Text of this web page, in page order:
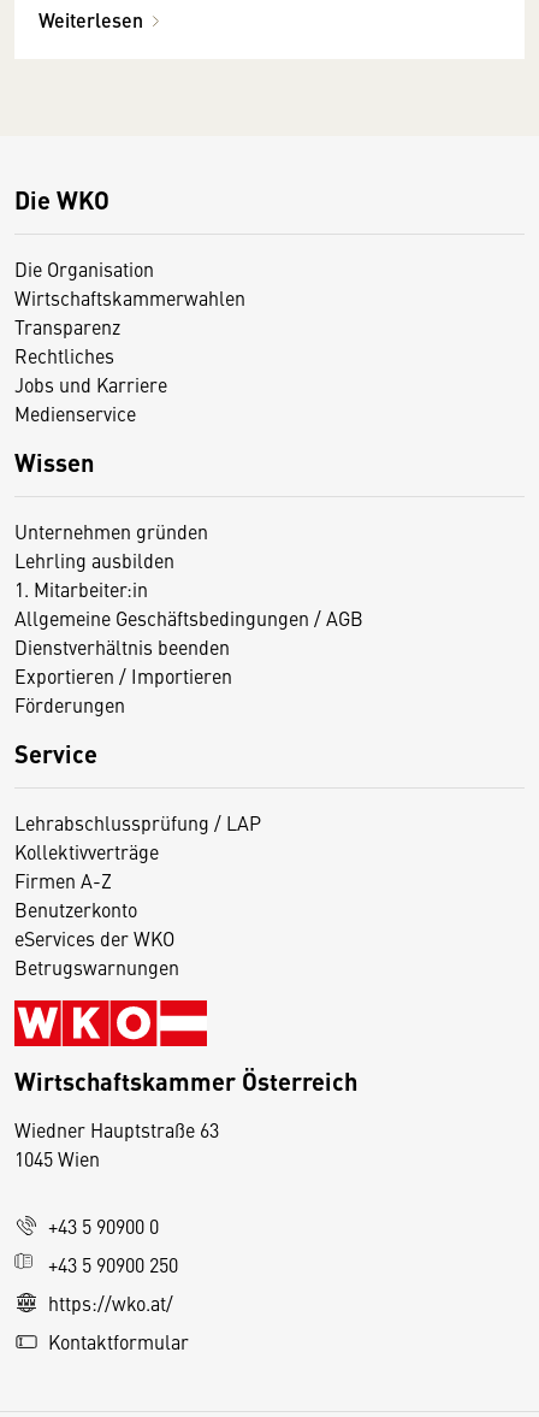
Weiterlesen
Die WKO
Die Organisation
Wirtschaftskammerwahlen
Transparenz
Rechtliches
Jobs und Karriere
Medienservice
Wissen
Unternehmen gründen
Lehrling ausbilden
1. Mitarbeiter:in
Allgemeine Geschäftsbedingungen / AGB
Dienstverhältnis beenden
Exportieren / Importieren
Förderungen
Service
Lehrabschlussprüfung / LAP
Kollektivverträge
Firmen A-Z
Benutzerkonto
eServices der WKO
Betrugswarnungen
Wirtschaftskammer Österreich
Wiedner Hauptstraße 63
1045 Wien
+43 5 90900 0
+43 5 90900 250
https://wko.at/
Kontaktformular
D
s
e
S
e